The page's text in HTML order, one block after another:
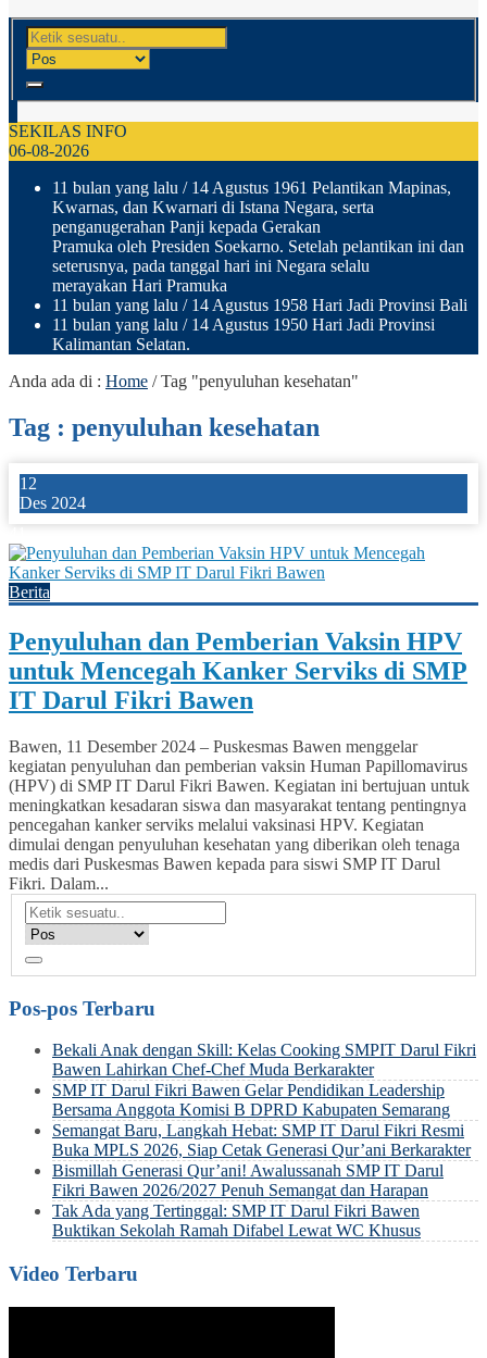
SEKILAS INFO
06-08-2026
11 bulan yang lalu / 14 Agustus 1961 Pelantikan Mapinas,
Kwarnas, dan Kwarnari di Istana Negara, serta
penganugerahan Panji kepada Gerakan
Pramuka oleh Presiden Soekarno. Setelah pelantikan ini dan
seterusnya, pada tanggal hari ini Negara selalu
merayakan Hari Pramuka
11 bulan yang lalu / 14 Agustus 1958 Hari Jadi Provinsi Bali
11 bulan yang lalu / 14 Agustus 1950 Hari Jadi Provinsi
Kalimantan Selatan.
Anda ada di : Home /Tag "penyuluhan kesehatan"
Tag : penyuluhan kesehatan
12
Des 2024
Berita
Penyuluhan dan Pemberian Vaksin HPV
untuk Mencegah Kanker Serviks di SMP
IT Darul Fikri Bawen
Bawen, 11 Desember 2024 – Puskesmas Bawen menggelar
kegiatan penyuluhan dan pemberian vaksin Human Papillomavirus
(HPV) di SMP IT Darul Fikri Bawen. Kegiatan ini bertujuan untuk
meningkatkan kesadaran siswa dan masyarakat tentang pentingnya
pencegahan kanker serviks melalui vaksinasi HPV. Kegiatan
dimulai dengan penyuluhan kesehatan yang diberikan oleh tenaga
medis dari Puskesmas Bawen kepada para siswi SMP IT Darul
Fikri. Dalam...
Pos-pos Terbaru
Bekali Anak dengan Skill: Kelas Cooking SMPIT Darul Fikri
Bawen Lahirkan Chef-Chef Muda Berkarakter
SMP IT Darul Fikri Bawen Gelar Pendidikan Leadership
Bersama Anggota Komisi B DPRD Kabupaten Semarang
Semangat Baru, Langkah Hebat: SMP IT Darul Fikri Resmi
Buka MPLS 2026, Siap Cetak Generasi Qur’ani Berkarakter
Bismillah Generasi Qur’ani! Awalussanah SMP IT Darul
Fikri Bawen 2026/2027 Penuh Semangat dan Harapan
Tak Ada yang Tertinggal: SMP IT Darul Fikri Bawen
Buktikan Sekolah Ramah Difabel Lewat WC Khusus
Video Terbaru